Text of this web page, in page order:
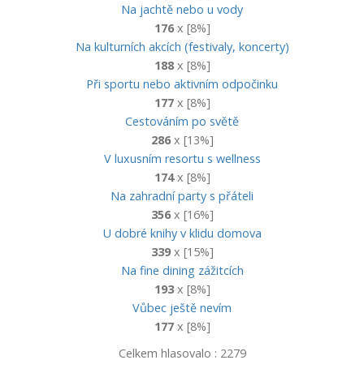
Na jachtě nebo u vody
176x [8%]
Na kulturních akcích (festivaly, koncerty)
188x [8%]
Při sportu nebo aktivním odpočinku
177x [8%]
Cestováním po světě
286x [13%]
V luxusním resortu s wellness
174x [8%]
Na zahradní party s přáteli
356x [16%]
U dobré knihy v klidu domova
339x [15%]
Na fine dining zážitcích
193x [8%]
Vůbec ještě nevím
177x [8%]
Celkem hlasovalo : 2279